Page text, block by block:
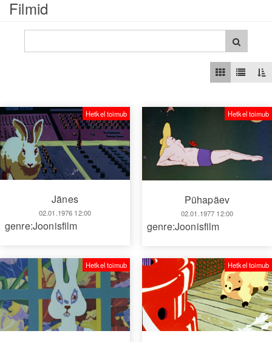
Filmid
Jänes
02.01.1976 12:00
Hetkel toimub
genre:Joonisfilm
Pühapäev
02.01.1977 12:00
Hetkel toimub
genre:Joonisfilm
Hetkel toimub Hetkel toimub